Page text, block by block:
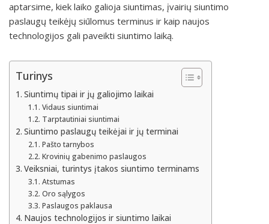
aptarsime, kiek laiko galioja siuntimas, įvairių siuntimo
paslaugų teikėjų siūlomus terminus ir kaip naujos
technologijos gali paveikti siuntimo laiką.
Turinys
Siuntimų tipai ir jų galiojimo laikai
Vidaus siuntimai
Tarptautiniai siuntimai
Siuntimo paslaugų teikėjai ir jų terminai
Pašto tarnybos
Krovinių gabenimo paslaugos
Veiksniai, turintys įtakos siuntimo terminams
Atstumas
Oro sąlygos
Paslaugos paklausa
Naujos technologijos ir siuntimo laikai